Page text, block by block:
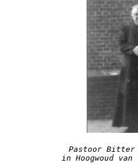
Pastoor Bitter
in Hoogwoud